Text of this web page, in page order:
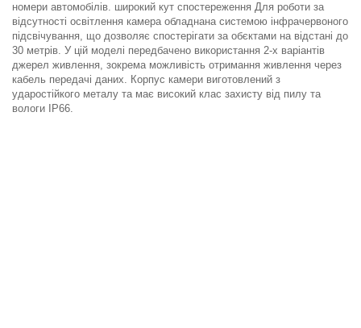
номери автомобілів. широкий кут спостереження Для роботи за
відсутності освітлення камера обладнана системою інфрачервоного
підсвічування, що дозволяє спостерігати за обєктами на відстані до
30 метрів. У цій моделі передбачено використання 2-х варіантів
джерел живлення, зокрема можливість отримання живлення через
кабель передачі даних. Корпус камери виготовлений з
ударостійкого металу та має високий клас захисту від пилу та
вологи IP66.